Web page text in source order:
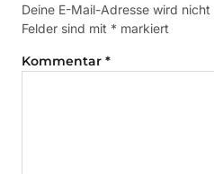
Deine E-Mail-Adresse wird
Felder sind mit * markiert
Kommentar *